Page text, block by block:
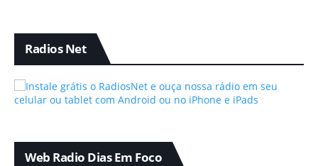
Radios Net
Web Radio Dias Em Foco